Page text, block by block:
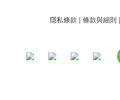
隱私條款 | 條款與細則